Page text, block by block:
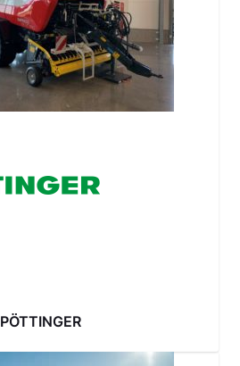
PÖTTINGER